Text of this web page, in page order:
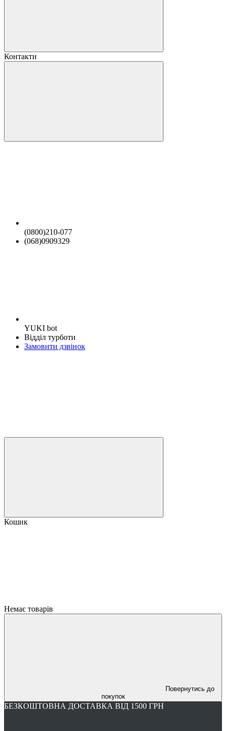
Контакти
(0800)210-077
(068)0909329
YUKI bot
Відділ турботи
Замовити дзвінок
Кошик
Немає товарів
Повернутись до
покупок
БЕЗКОШТОВНА ДОСТАВКА ВІД 1500 ГРН